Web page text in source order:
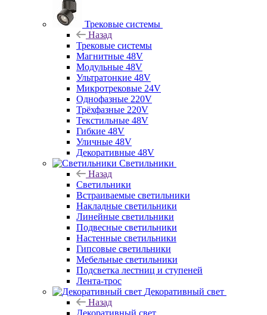
Трековые системы
Назад
Трековые системы
Магнитные 48V
Модульные 48V
Ультратонкие 48V
Микротрековые 24V
Однофазные 220V
Трёхфазные 220V
Текстильные 48V
Гибкие 48V
Уличные 48V
Декоративные 48V
Светильники
Назад
Светильники
Встраиваемые светильники
Накладные светильники
Линейные светильники
Подвесные светильники
Настенные светильники
Гипсовые светильники
Мебельные светильники
Подсветка лестниц и ступеней
Лента-трос
Декоративный свет
Назад
Декоративный свет